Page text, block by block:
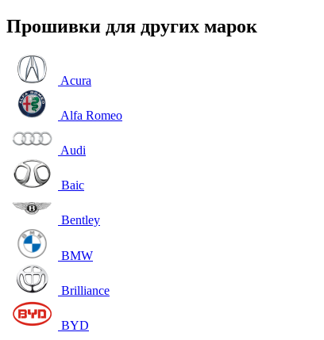
Прошивки для других марок
Acura
Alfa Romeo
Audi
Baic
Bentley
BMW
Brilliance
BYD